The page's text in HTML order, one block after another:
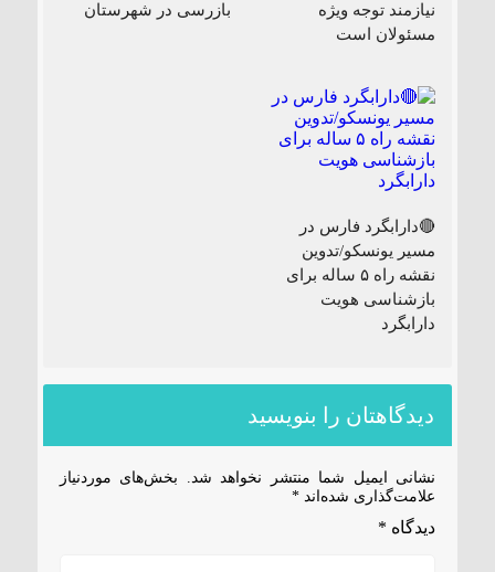
نیازمند توجه ویژه
مسئولان است
بازرسی در شهرستان
🔴دارابگرد فارس در
مسیر یونسکو/تدوین
نقشه راه ۵ ساله برای
بازشناسی هویت
دارابگرد
دیدگاهتان را بنویسید
نشانی ایمیل شما منتشر نخواهد شد.
بخش‌های موردنیاز
علامت‌گذاری شده‌اند *
دیدگاه *